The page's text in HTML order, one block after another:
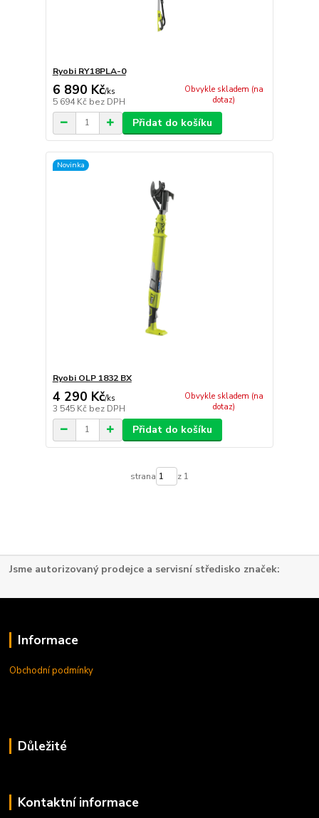
Ryobi RY18PLA-0
6 890 Kč/ks
5 694 Kč bez DPH
Obvykle skladem (na
dotaz)
Přidat do košíku
Novinka
Ryobi OLP 1832 BX
4 290 Kč/ks
3 545 Kč bez DPH
Obvykle skladem (na
dotaz)
Přidat do košíku
strana z 1
Jsme autorizovaný prodejce a servisní středisko značek:
Informace
Obchodní podmínky
Důležité
Kontaktní informace